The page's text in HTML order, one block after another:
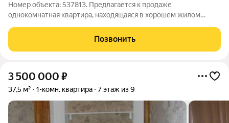
Номер объекта: 537813. Предлагается к продаже
однокомнатная квартира, находящаяся в хорошем жилом
совмещенный санузел, кухня, балкон застеклен. Ремонт
средний, чистый. Остается все, можно
Позвонить
3 500 000 ₽
37,5 м² 1-комн. квартира 7 этаж из 9